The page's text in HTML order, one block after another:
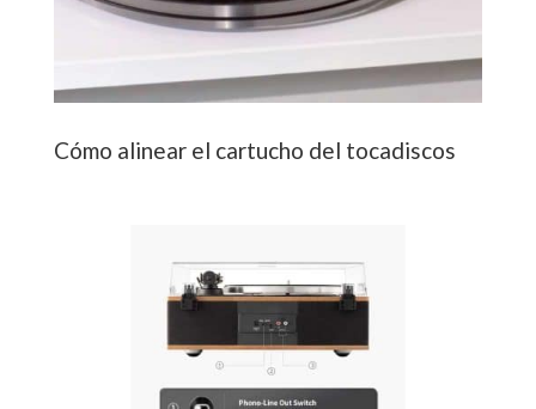
Cómo alinear el cartucho del tocadiscos